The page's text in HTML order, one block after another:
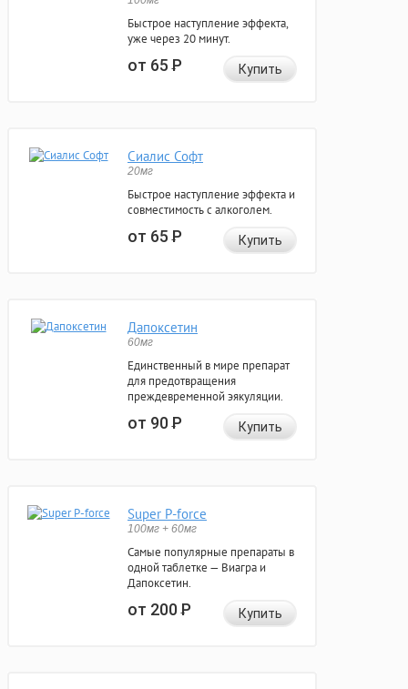
Быстрое наступление эффекта,
уже через 20 минут.
от 65Р Купить
Сиалис Софт
20мг
Быстрое наступление эффекта и
совместимость с алкоголем.
от 65Р Купить
Дапоксетин
60мг
Единственный в мире препарат
для предотвращения
преждевременной эякуляции.
от 90Р Купить
Super P-force
100мг + 60мг
Самые популярные препараты в
одной таблетке — Виагра и
Дапоксетин.
от 200Р Купить